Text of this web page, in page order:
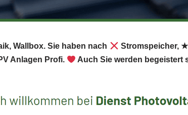
Wallbox. Sie haben nach
Stromspeicher,
Anlagen Profi. Auch Sie werden begeistert